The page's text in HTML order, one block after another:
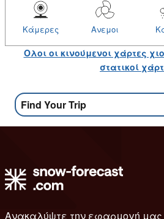
Ανεμοι
Κάμερες
Ολοι οι κινούμενοι χάρτες
στατικοί
Find Your Trip
Ανακαλύψτε την εφαρμογή μας